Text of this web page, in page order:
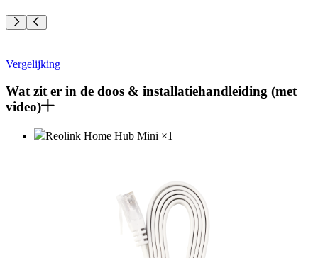
Vergelijking
Wat zit er in de doos & installatiehandleiding (met
video)
Reolink Home Hub Mini ×1